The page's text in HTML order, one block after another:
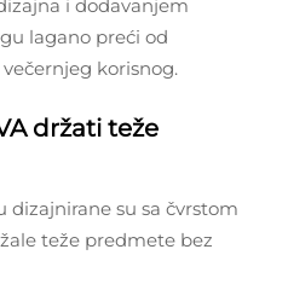
i dodavanjem
lagano preći od
korisnog.
držati teže
dizajnirane su sa čvrstom
teže predmete bez